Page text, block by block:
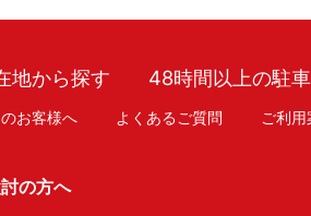
地から探す 48時間以上の駐
お客様へ よくあるご質問 ご利用
の方へ